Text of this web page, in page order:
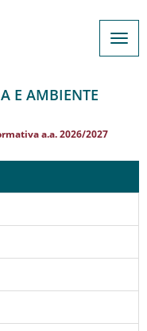
E AMBIENTE
a.a. 2026/2027